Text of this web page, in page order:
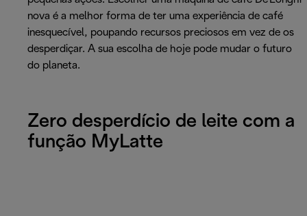
nova é a melhor forma de ter uma experiência de café
inesquecível, poupando recursos preciosos em vez de os
desperdiçar. A sua escolha de hoje pode mudar o futuro
do planeta.
Zero desperdício de leite com a
função MyLatte